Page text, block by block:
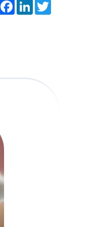
Compartilhar
FacebookLinkedIn